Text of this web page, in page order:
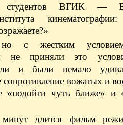
студентов ВГИК —
с жестким
не приняли это
и были немало
вожатых и
«подойти чуть ближе» и
минут длится фильм